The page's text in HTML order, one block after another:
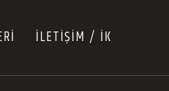
İLETİŞİM / İK